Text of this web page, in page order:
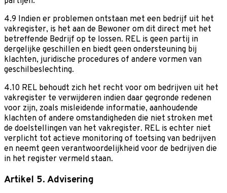
4.9 Indien er problemen ontstaan met een bedrijf uit het
vakregister, is het aan de Bewoner om dit direct met het
betreffende Bedrijf op te lossen. REL is geen partij in
dergelijke geschillen en biedt geen ondersteuning bij
klachten, juridische procedures of andere vormen van
geschilbeslechting.
4.10 REL behoudt zich het recht voor om bedrijven uit het
vakregister te verwijderen indien daar gegronde redenen
voor zijn, zoals misleidende informatie, aanhoudende
klachten of andere omstandigheden die niet stroken met
de doelstellingen van het vakregister. REL is echter niet
verplicht tot actieve monitoring of toetsing van bedrijven
en neemt geen verantwoordelijkheid voor de bedrijven die
in het register vermeld staan.
Artikel 5. Advisering